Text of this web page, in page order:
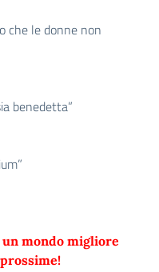
che le donne non
benedetta”
mondo migliore